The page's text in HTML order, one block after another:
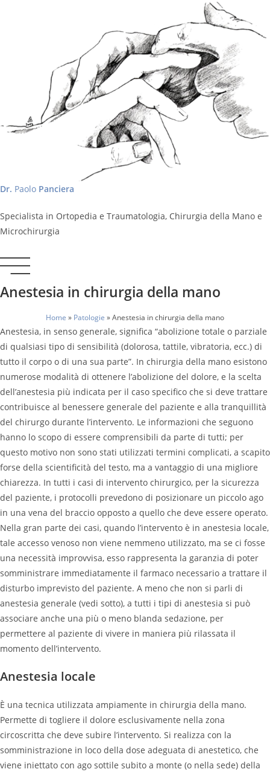
Dr. Paolo Panciera
Specialista in Ortopedia e Traumatologia, Chirurgia della Mano e
Microchirurgia
Anestesia in chirurgia della mano
Home » Patologie »Anestesia in chirurgia della mano
Anestesia, in senso generale, significa “abolizione totale o parziale
di qualsiasi tipo di sensibilità (dolorosa, tattile, vibratoria, ecc.) di
tutto il corpo o di una sua parte”. In chirurgia della mano esistono
numerose modalità di ottenere l’abolizione del dolore, e la scelta
dell’anestesia più indicata per il caso specifico che si deve trattare
contribuisce al benessere generale del paziente e alla tranquillità
del chirurgo durante l’intervento. Le informazioni che seguono
hanno lo scopo di essere comprensibili da parte di tutti; per
questo motivo non sono stati utilizzati termini complicati, a scapito
forse della scientificità del testo, ma a vantaggio di una migliore
chiarezza. In tutti i casi di intervento chirurgico, per la sicurezza
del paziente, i protocolli prevedono di posizionare un piccolo ago
in una vena del braccio opposto a quello che deve essere operato.
Nella gran parte dei casi, quando l’intervento è in anestesia locale,
tale accesso venoso non viene nemmeno utilizzato, ma se ci fosse
una necessità improvvisa, esso rappresenta la garanzia di poter
somministrare immediatamente il farmaco necessario a trattare il
disturbo imprevisto del paziente. A meno che non si parli di
anestesia generale (vedi sotto), a tutti i tipi di anestesia si può
associare anche una più o meno blanda sedazione, per
permettere al paziente di vivere in maniera più rilassata il
momento dell’intervento.
Anestesia locale
È una tecnica utilizzata ampiamente in chirurgia della mano.
Permette di togliere il dolore esclusivamente nella zona
circoscritta che deve subire l’intervento. Si realizza con la
somministrazione in loco della dose adeguata di anestetico, che
viene iniettato con ago sottile subito a monte (o nella sede) della